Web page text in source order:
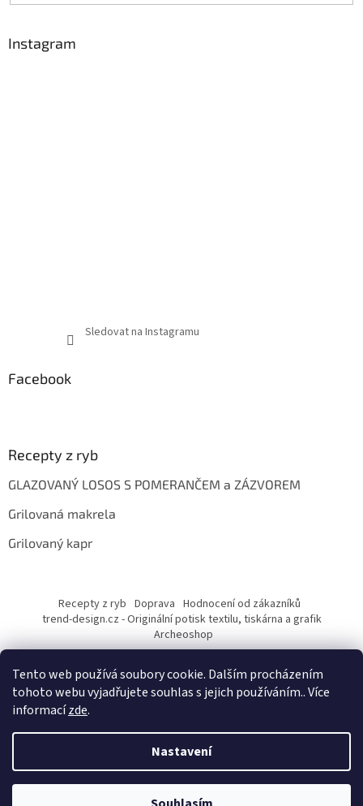
Tento web používá soubory cookie. Dalším procházením
tohoto webu vyjadřujete souhlas s jejich používáním.. Více
informacízde.
Nastavení
Instagram
Sledovat na Instagramu
Facebook
Recepty z ryb
GLAZOVANÝ LOSOS S POMERANČEM a ZÁZVOREM
Grilovaná makrela
Grilovaný kapr
Recepty z ryb Doprava Hodnocení od zákazníků
trend-design.cz - Originální potisk textilu, tiskárna a grafik
Archeoshop
Vytvořil Shoptet